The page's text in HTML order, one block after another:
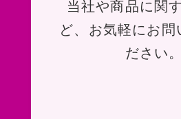
当社や商品に関
ど、お気軽にお問
ださい。